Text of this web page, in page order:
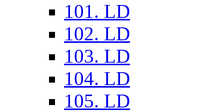
101. LD
102. LD
103. LD
104. LD
105. LD